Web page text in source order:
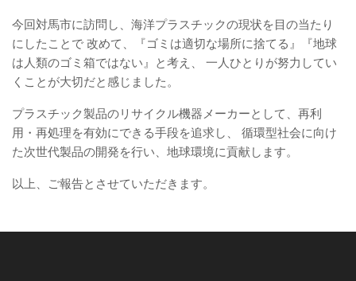
今回対馬市に訪問し、海洋プラスチックの現状を目の当たり
にしたことで 改めて、『ゴミは適切な場所に捨てる』『地球
は人類のゴミ箱ではない』と考え、 一人ひとりが努力してい
くことが大切だと感じました。
プラスチック製品のリサイクル機器メーカーとして、再利
用・再処理を有効にできる手段を追求し、 循環型社会に向け
た次世代製品の開発を行い、地球環境に貢献します。
以上、ご報告とさせていただきます。